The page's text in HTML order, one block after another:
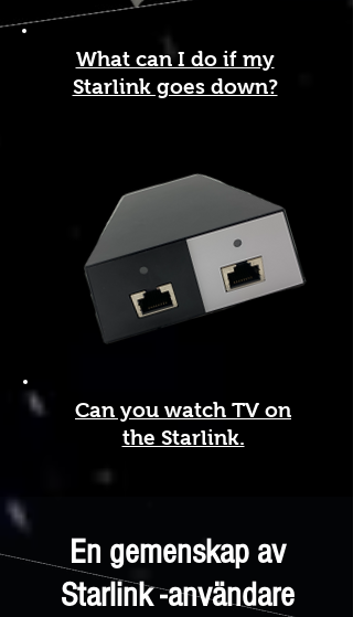
What can I do if my
Starlink goes down?
Can you watch TV on
the Starlink.
En gemenskap av
Starlink -användare